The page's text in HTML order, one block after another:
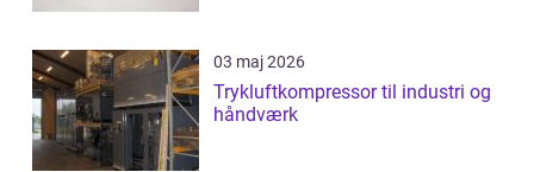
03 maj 2026
Trykluftkompressor til industri og
håndværk